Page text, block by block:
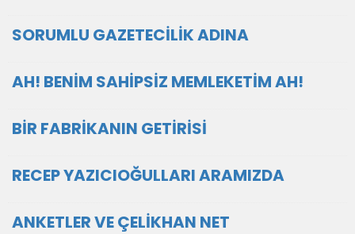
SORUMLU GAZETECİLİK ADINA
AH! BENİM SAHİPSİZ MEMLEKETİM AH!
BİR FABRİKANIN GETİRİSİ
RECEP YAZICIOĞULLARI ARAMIZDA
ANKETLER VE ÇELİKHAN NET